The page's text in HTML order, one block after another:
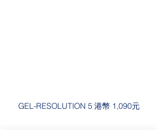
GEL-RESOLUTION 5 港幣 1,090元